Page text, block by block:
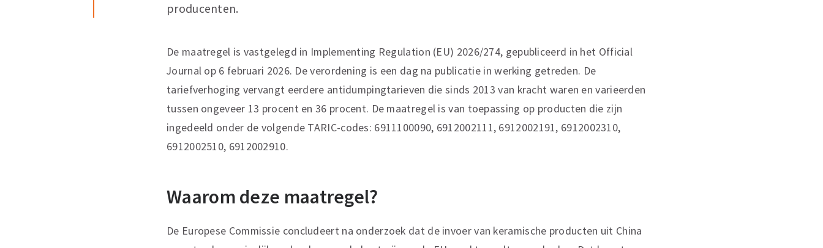
producenten.
De maatregel is vastgelegd in Implementing Regulation (EU) 2026/274, gepubliceerd in het Official
Journal op 6 februari 2026. De verordening is een dag na publicatie in werking getreden. De
tariefverhoging vervangt eerdere antidumpingtarieven die sinds 2013 van kracht waren en varieerden
tussen ongeveer 13 procent en 36 procent. De maatregel is van toepassing op producten die zijn
ingedeeld onder de volgende TARIC-codes: 6911100090, 6912002111, 6912002191, 6912002310,
6912002510, 6912002910.
Waarom deze maatregel?
De Europese Commissie concludeert na onderzoek dat de invoer van keramische producten uit China